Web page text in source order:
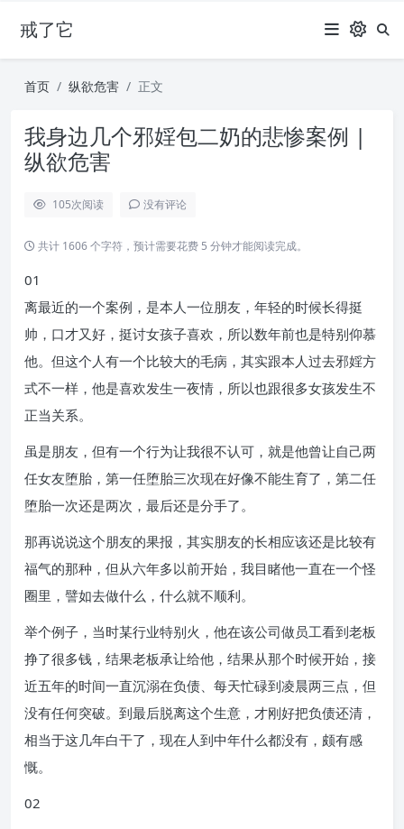
戒了它
首页 纵欲危害 正文
我身边几个邪婬包二奶的悲惨案例 |
纵欲危害
105次阅读 没有评论
共计 1606 个字符，预计需要花费 5 分钟才能阅读完成。
01
离最近的一个案例，是本人一位朋友，年轻的时候长得挺
帅，口才又好，挺讨女孩子喜欢，所以数年前也是特别仰慕
他。但这个人有一个比较大的毛病，其实跟本人过去邪婬方
式不一样，他是喜欢发生一夜情，所以也跟很多女孩发生不
正当关系。
虽是朋友，但有一个行为让我很不认可，就是他曾让自己两
任女友堕胎，第一任堕胎三次现在好像不能生育了，第二任
堕胎一次还是两次，最后还是分手了。
那再说说这个朋友的果报，其实朋友的长相应该还是比较有
福气的那种，但从六年多以前开始，我目睹他一直在一个怪
圈里，譬如去做什么，什么就不顺利。
举个例子，当时某行业特别火，他在该公司做员工看到老板
挣了很多钱，结果老板承让给他，结果从那个时候开始，接
近五年的时间一直沉溺在负债、每天忙碌到凌晨两三点，但
没有任何突破。到最后脱离这个生意，才刚好把负债还清，
相当于这几年白干了，现在人到中年什么都没有，颇有感
慨。
02